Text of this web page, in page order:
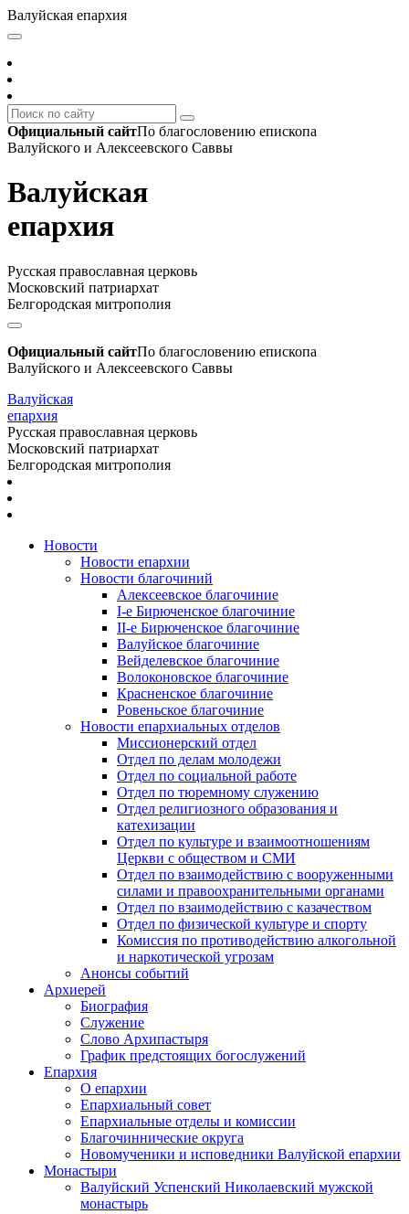
Валуйская епархия
Официальный сайтПо благословению епископа
Валуйского и Алексеевского Саввы
Валуйская
епархия
Русская православная церковь
Московский патриархат
Белгородская митрополия
Официальный сайтПо благословению епископа
Валуйского и Алексеевского Саввы
Валуйская
епархия
Русская православная церковь
Московский патриархат
Белгородская митрополия
Новости
Новости епархии
Новости благочиний
Алексеевское благочиние
I-е Бирюченское благочиние
II-е Бирюченское благочиние
Валуйское благочиние
Вейделевское благочиние
Волоконовское благочиние
Красненское благочиние
Ровеньское благочиние
Новости епархиальных отделов
Миссионерский отдел
Отдел по делам молодежи
Отдел по социальной работе
Отдел по тюремному служению
Отдел религиозного образования и
катехизации
Отдел по культуре и взаимоотношениям
Церкви с обществом и СМИ
Отдел по взаимодействию с вооруженными
силами и правоохранительными органами
Отдел по взаимодействию с казачеством
Отдел по физической культуре и спорту
Комиссия по противодействию алкогольной
и наркотической угрозам
Анонсы событий
Архиерей
Биография
Служение
Слово Архипастыря
График предстоящих богослужений
Епархия
О епархии
Епархиальный совет
Епархиальные отделы и комиссии
Благочиннические округа
Новомученики и исповедники Валуйской епархии
Монастыри
Валуйский Успенский Николаевский мужской
монастырь